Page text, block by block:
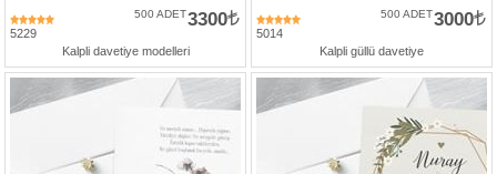
5229
3300
500 ADET
Kalpli davetiye modelleri
5014
3000
500 ADET
Kalpli güllü davetiye